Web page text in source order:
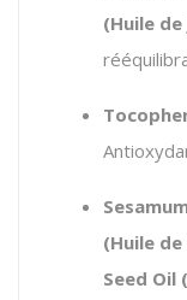
(Huile
(Huile
Seed Oil